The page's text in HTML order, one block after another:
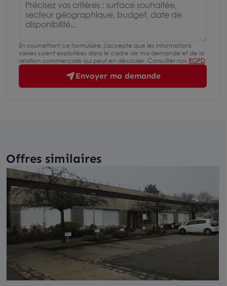
En soumettant ce formulaire, j'accepte que les informations
saisies soient exploitées dans le cadre de ma demande et de la
relation commerciale qui peut en découler. Consulter nos RGPD
Envoyer ma demande
Offres similaires